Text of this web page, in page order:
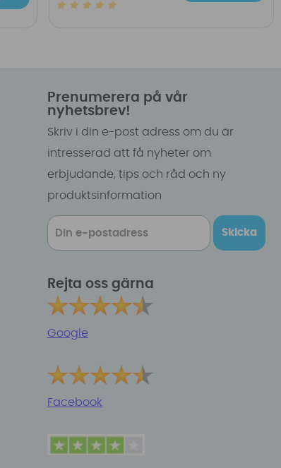
Prenumerera på vår
nyhetsbrev!
Skriv i din e-post adress om du är
intresserad att få nyheter om
erbjudande, tips och råd och ny
produktsinformation
Skicka
Rejta oss gärna
Google
Facebook